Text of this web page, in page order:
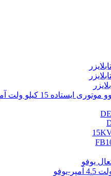
ایستاده 15 کیلو ولت آمپر
یوفو